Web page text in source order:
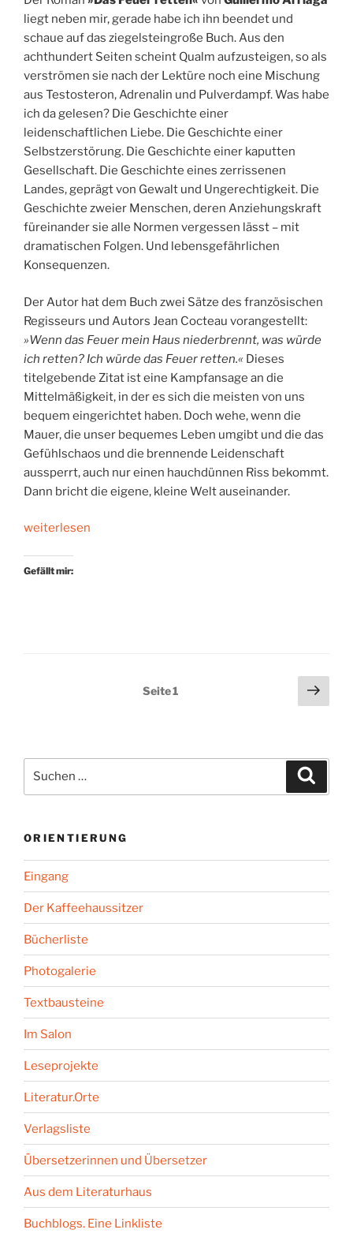
liegt neben mir, gerade habe ich ihn beendet und
schaue auf das ziegelsteingroße Buch. Aus den
achthundert Seiten scheint Qualm aufzusteigen, so als
verströmen sie nach der Lektüre noch eine Mischung
aus Testosteron, Adrenalin und Pulverdampf. Was habe
ich da gelesen? Die Geschichte einer
leidenschaftlichen Liebe. Die Geschichte einer
Selbstzerstörung. Die Geschichte einer kaputten
Gesellschaft. Die Geschichte eines zerrissenen
Landes, geprägt von Gewalt und Ungerechtigkeit. Die
Geschichte zweier Menschen, deren Anziehungskraft
füreinander sie alle Normen vergessen lässt – mit
dramatischen Folgen. Und lebensgefährlichen
Konsequenzen.
Der Autor hat dem Buch zwei Sätze des französischen
Regisseurs und Autors Jean Cocteau vorangestellt:
»Wenn das Feuer mein Haus niederbrennt, was würde
ich retten? Ich würde das Feuer retten.« Dieses
titelgebende Zitat ist eine Kampfansage an die
Mittelmäßigkeit, in der es sich die meisten von uns
bequem eingerichtet haben. Doch wehe, wenn die
Mauer, die unser bequemes Leben umgibt und die das
Gefühlschaos und die brennende Leidenschaft
aussperrt, auch nur einen hauchdünnen Riss bekommt.
Dann bricht die eigene, kleine Welt auseinander.
„Leben
des
weiterlesen
Gefällt mir:
Seitennummerierung
Seite1
nach:
ORIENTIERUNG
Eingang
Der Kaffeehaussitzer
Bücherliste
Photogalerie
Textbausteine
Im Salon
Leseprojekte
Literatur.Orte
Verlagsliste
Übersetzerinnen und Übersetzer
Aus dem Literaturhaus
Buchblogs. Eine Linkliste